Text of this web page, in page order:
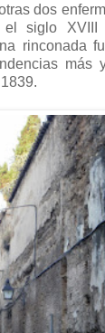
dos
siglo XVIII
rinconada
más